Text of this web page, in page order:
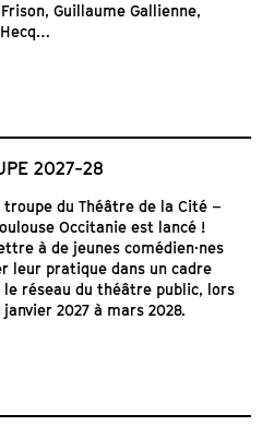
Guillaume Gallienne,
2027-28
du Théâtre de la Cité –
Occitanie est lancé !
à de jeunes comédien·nes
leur pratique dans un cadre
réseau du théâtre public, lors
2027 à mars 2028.